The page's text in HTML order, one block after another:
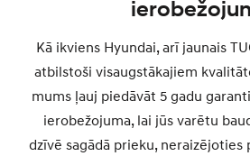
Kā ikviens Hyundai, arī jaunais
atbilstoši visaugstākajiem
mums ļauj piedāvāt 5 gadu
ierobežojuma, lai jūs varētu
dzīvē sagādā prieku, neraizējoties